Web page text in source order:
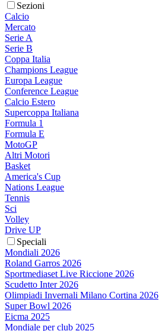
Sezioni
Calcio
Mercato
Serie A
Serie B
Coppa Italia
Champions League
Europa League
Conference League
Calcio Estero
Supercoppa Italiana
Formula 1
Formula E
MotoGP
Altri Motori
Basket
America's Cup
Nations League
Tennis
Sci
Volley
Drive UP
Speciali
Mondiali 2026
Roland Garros 2026
Sportmediaset Live Riccione 2026
Scudetto Inter 2026
Olimpiadi Invernali Milano Cortina 2026
Super Bowl 2026
Eicma 2025
Mondiale per club 2025